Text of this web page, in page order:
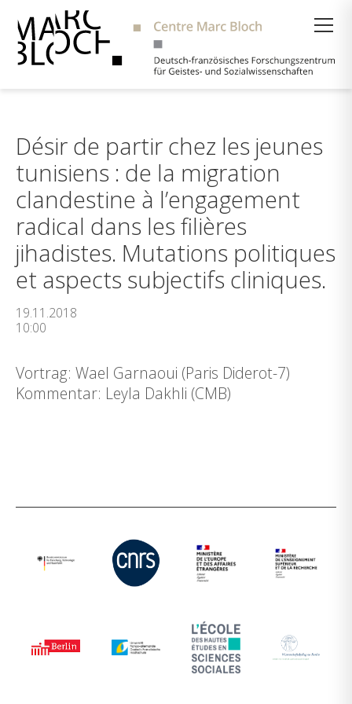
Désir de partir chez les jeunes
tunisiens : de la migration
clandestine à l’engagement
radical dans les filières
jihadistes. Mutations politiques
et aspects subjectifs cliniques.
19.11.2018
10:00
Vortrag: Wael Garnaoui (Paris Diderot-7)
Kommentar: Leyla Dakhli (CMB)